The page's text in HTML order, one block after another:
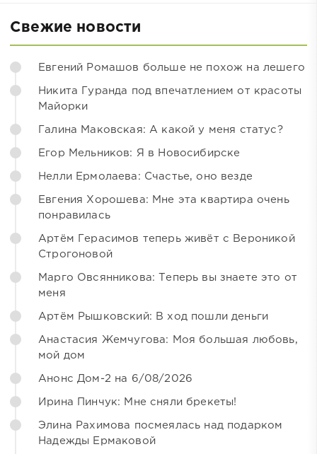
Свежие новости
Евгений Ромашов больше не похож на лешего
Никита Гуранда под впечатлением от красоты
Майорки
Галина Маковская: А какой у меня статус?
Егор Мельников: Я в Новосибирске
Нелли Ермолаева: Счастье, оно везде
Евгения Хорошева: Мне эта квартира очень
понравилась
Артём Герасимов теперь живёт с Вероникой
Строгоновой
Марго Овсянникова: Теперь вы знаете это от
меня
Артём Рышковский: В ход пошли деньги
Анастасия Жемчугова: Моя большая любовь,
мой дом
Анонс Дом-2 на 6/08/2026
Ирина Пинчук: Мне сняли брекеты!
Элина Рахимова посмеялась над подарком
Надежды Ермаковой